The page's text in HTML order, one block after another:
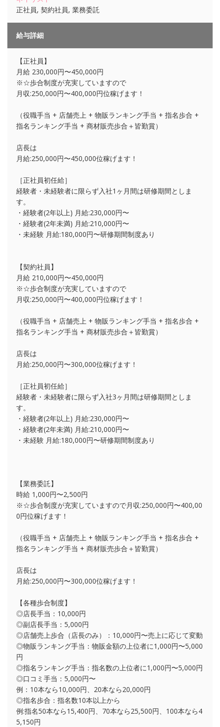
正社員, 契約社員, 業務委託
給与詳細
【正社員】
月給 230,000円〜450,000円
※☆歩合制度が充実していますので
月収:250,000円〜400,000円位稼げます！
（役職手当 + 店舗売上 + 物販ランキング手当 + 指名歩合 +
指名ランキング手当 + 商材販売歩合＋皆勤賞）
店長は
月給:250,000円〜450,000位稼げます！
［正社員初任給］
経験者・未経験者に限らず入社1ヶ月間は研修期間としま
す。
・経験者(2年以上) 月給:230,000円〜
・経験者(2年未満) 月給:210,000円〜
・未経験 月給:180,000円〜研修期間制度あり
【契約社員】
月給 210,000円〜450,000円
※☆歩合制度が充実していますので
月収:250,000円〜400,000円位稼げます！
（役職手当 + 店舗売上 + 物販ランキング手当 + 指名歩合 +
指名ランキング手当 + 商材販売歩合＋皆勤賞）
店長は
月給:250,000円〜300,000位稼げます！
［正社員初任給］
経験者・未経験者に限らず入社3ヶ月間は研修期間としま
す。
・経験者(2年以上) 月給:230,000円〜
・経験者(2年未満) 月給:210,000円〜
・未経験 月給:180,000円〜研修期間制度あり
【業務委託】
時給 1,000円〜2,500円
※☆歩合制度が充実していますので月収:250,000円〜400,00
0円位稼げます！
（役職手当 + 店舗売上 + 物販ランキング手当 + 指名歩合 +
指名ランキング手当 + 商材販売歩合＋皆勤賞）
店長は
月給:250,000円〜300,000位稼げます！
【各種歩合制度】
◎店長手当：10,000円
◎副店長手当：5,000円
◎店舗売上歩合（店長のみ）：10,000円〜売上に応じて変動
◎物販ランキング手当：物販金額の上位者に1,000円〜5,000
円
◎指名ランキング手当：指名数の上位者に1,000円〜5,000円
◎口コミ手当：5,000円〜
例：10本なら10,000円、20本なら20,000円
◎指名歩合：指名数10本以上から
例:指名50本なら15,400円、70本なら25,500円、100本なら4
5,150円